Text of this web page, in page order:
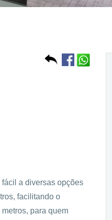
a diversas opções
facilitando o
para quem